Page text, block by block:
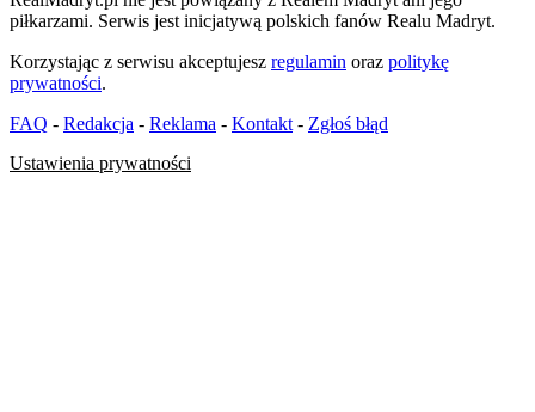
piłkarzami. Serwis jest inicjatywą polskich fanów Realu Madryt.
Korzystając z serwisu akceptujesz regulamin oraz politykę
prywatności.
FAQ - Redakcja - Reklama - Kontakt - Zgłoś błąd
Ustawienia prywatności